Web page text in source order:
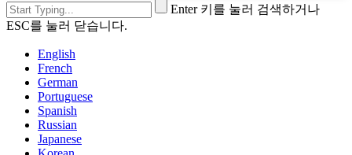
Enter 키를 눌러 검색하거나
ESC를 눌러 닫습니다.
English
French
German
Portuguese
Spanish
Russian
Japanese